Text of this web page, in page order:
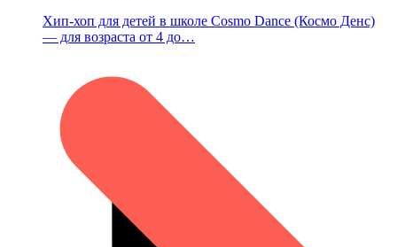
Хип-хоп для детей в школе Cosmo Dance (Космо Денс)
— для возраста от 4 до…